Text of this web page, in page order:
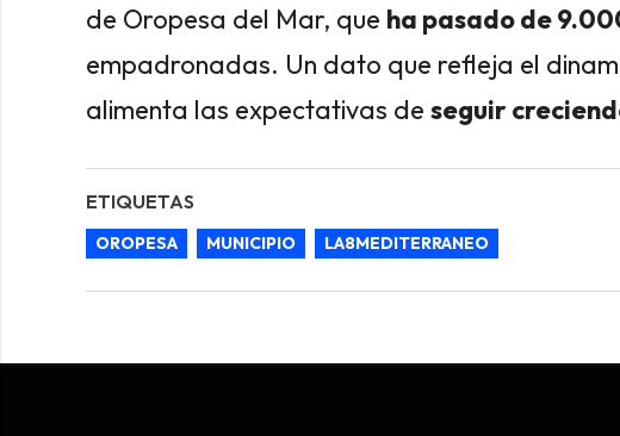
de Oropesa del Mar, que ha pasado de
empadronadas. Un dato que refleja el
alimenta las expectativas de seguir
ETIQUETAS
OROPESA MUNICIPIO LA8MEDITERRANEO